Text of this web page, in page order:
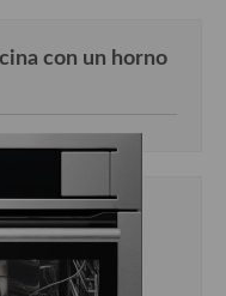
con un horno